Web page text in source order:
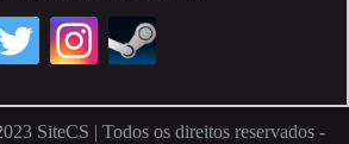
SiteCS | Todos os direitos reservados -